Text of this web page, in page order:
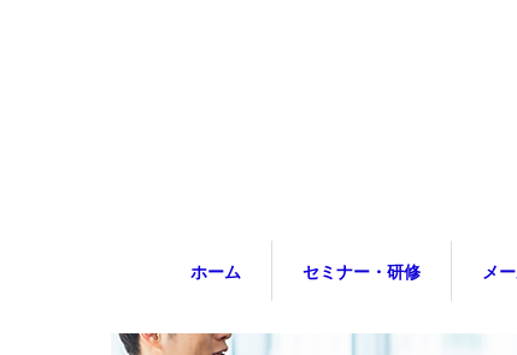
ホーム セミナー・研修 メ